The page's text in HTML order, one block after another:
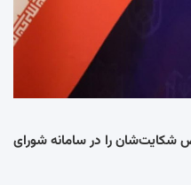
شکایت‌شان را در سامانه شورای